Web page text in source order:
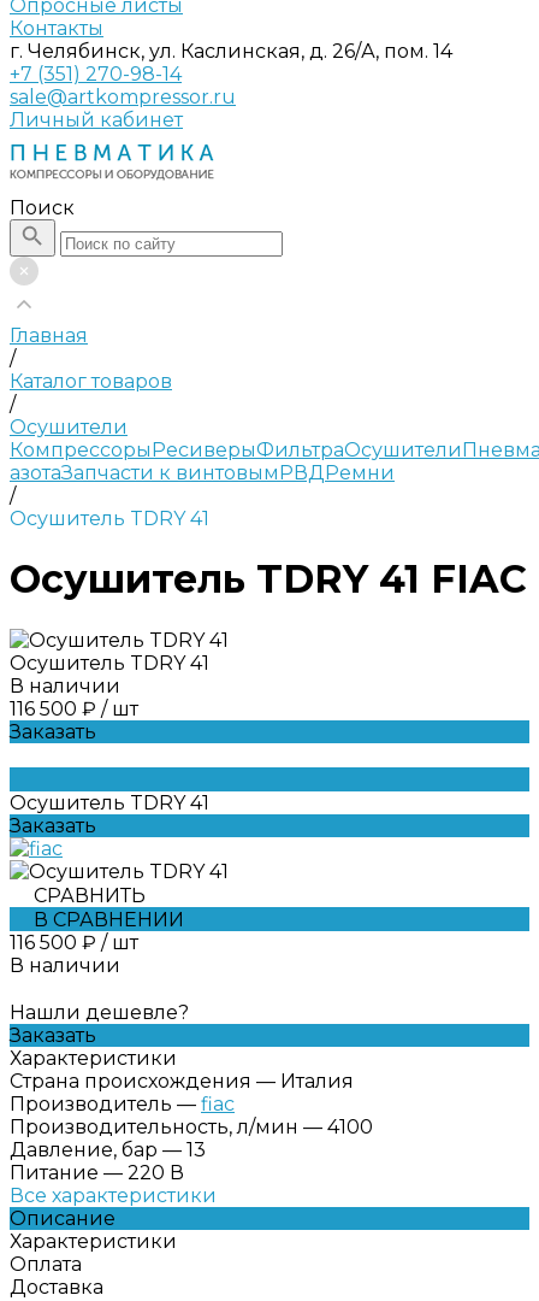
Опросные листы
Контакты
г. Челябинск, ул. Каслинская, д. 26/А, пом. 14
+7 (351) 270-98-14
sale@artkompressor.ru
Личный кабинет
Поиск
Главная
/
Каталог товаров
/
Осушители
КомпрессорыРесиверыФильтраОсушители
азотаЗапчасти к винтовымРВДРемни
/
Осушитель TDRY 41
Осушитель TDRY 41 FIAC
Осушитель TDRY 41
В наличии
116 500 ₽ / шт
Заказать
Осушитель TDRY 41
Заказать
СРАВНИТЬ
В СРАВНЕНИИ
116 500 ₽ / шт
В наличии
Нашли дешевле?
Заказать
Характеристики
Страна происхождения — Италия
Производитель — fiac
Производительность, л/мин — 4100
Давление, бар — 13
Питание — 220 В
Все характеристики
Описание
Характеристики
Оплата
Доставка